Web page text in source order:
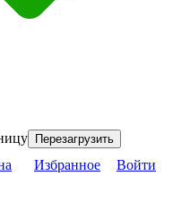
Перезагрузить
Избранное Войти